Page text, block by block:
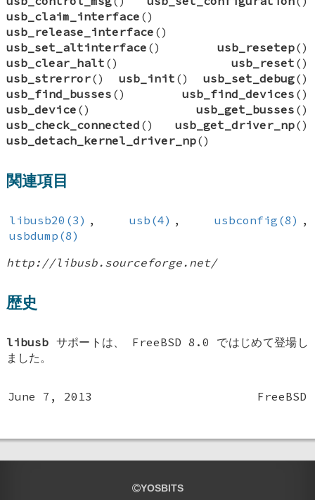
usb_claim_interface ()
usb_release_interface ()
usb_set_altinterface () usb_resetep()
usb_clear_halt () usb_reset ()
usb_strerror() usb_init () usb_set_debug()
usb_find_busses () usb_find_devices ()
usb_device () usb_get_busses ()
usb_check_connected () usb_get_driver_np()
usb_detach_kernel_driver_np()
関連項目
libusb20(3) , usb(4) , usbconfig(8) ,
usbdump(8)
http://libusb.sourceforge.net/
歴史
libusb サポートは、 FreeBSD 8.0
ではじめて登場し
ました。
June 7, 2013 FreeBSD
YOSBITS